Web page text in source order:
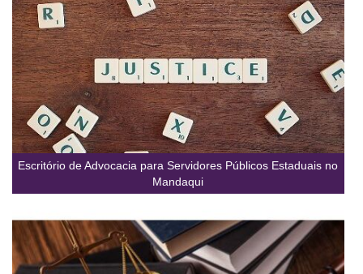
Escritório de Advocacia para Servidores Públicos Estaduais no
Mandaqui